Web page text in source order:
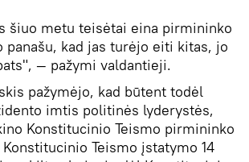
šiuo metu teisėtai eina pirmininko
kad jas turėjo eiti kitas, jo
— pažymi valdantieji.
pažymėjo, kad būtent todėl
imtis politinės lyderystės,
Konstitucinio Teismo pirmininko
Teismo įstatymo 14